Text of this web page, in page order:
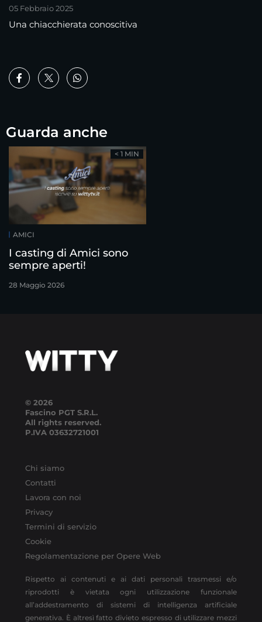
05 Febbraio 2025
Una chiacchierata conoscitiva
Guarda anche
AMICI
I casting di Amici sono
sempre aperti!
28 Maggio 2026
< 1 MIN
© 2026
Fascino PGT S.R.L.
All rights reserved.
P.IVA 03632721001
Chi siamo
Contatti
Lavora con noi
Privacy
Termini di servizio
Cookie
Regolamentazione per Opere Web
Rispetto ai contenuti e ai dati personali trasmessi e/o
riprodotti è vietata ogni utilizzazione funzionale
all’addestramento di sistemi di intelligenza artificiale
generativa. È altresì fatto divieto espresso di utilizzare mezzi